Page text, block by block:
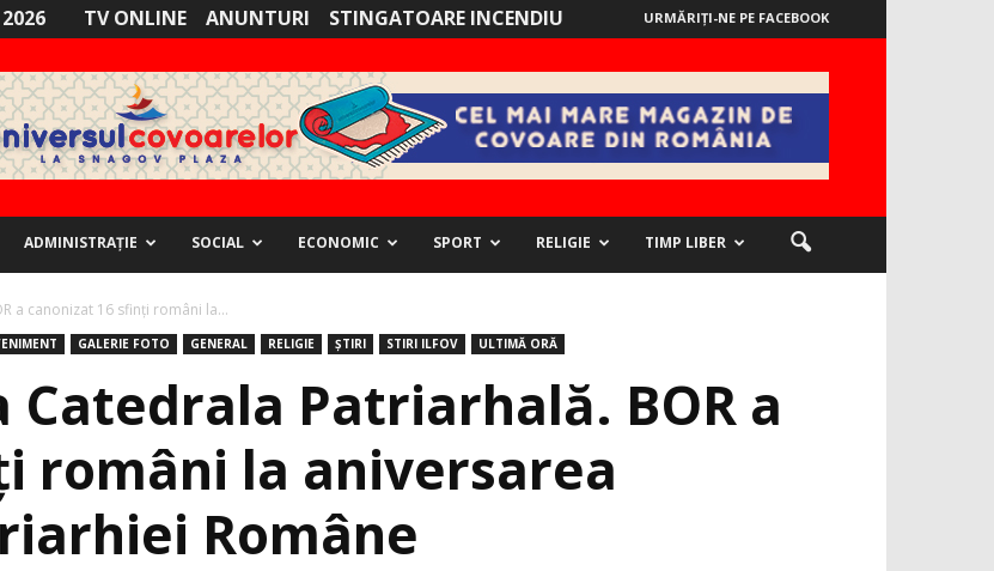
TV ONLINE ANUNTURI STINGATOARE INCENDIU URMĂRIȚI-NE PE FACEBOOK
ADMINISTRAȚIE SOCIAL ECONOMIC SPORT RELIGIE TIMP LIBER
a canonizat 16 sfinți români la...
GALERIE FOTO GENERAL RELIGIE ȘTIRI STIRI ILFOV ULTIMĂ ORĂ
Patriarhală. BOR a
români la aniversarea
Române